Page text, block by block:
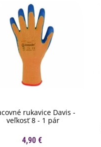
rukavice Davis -
veľkosť 8 - 1 pár
4,90 €